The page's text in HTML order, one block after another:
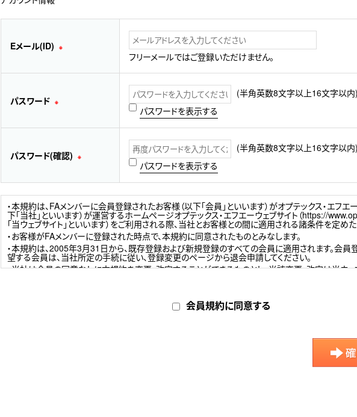
Eメール(ID) ※
フリーメールではご登録いただけません。
パスワード ※
(半角英数8文字以上16文字以内)
パスワードを表示する
パスワード(確認) ※
(半角英数8文字以上16文字以内)
パスワードを表示する
・本規約は、FAメンバーに会員登録されたお客様（以下「会員」といいます）がオプテックス・エフエ
下「当社」といいます）が運営するホームページオプテックス・エフエーウェブサイト（https://
「当ウェブサイト」といいます）をご利用される際、当社とお客様との間に適用される諸条件を定めた
・お客様がFAメンバーに登録された時点で、本規約に同意されたものとみなします。
・本規約は、2005年3月31日から、既存登録および新規登録のすべての会員に適用されます。会員
望する会員は、当社所定の手続に従い、登録変更のページから退会申請してください。
・当社は会員の同意なしに本規約を変更・改定することができるものとし、当該変更・改定は当ウェ
ンターネット接続契約等を準備していただきます。また、本サービス利用に関わる一切の通信料、接
会員規約に同意する